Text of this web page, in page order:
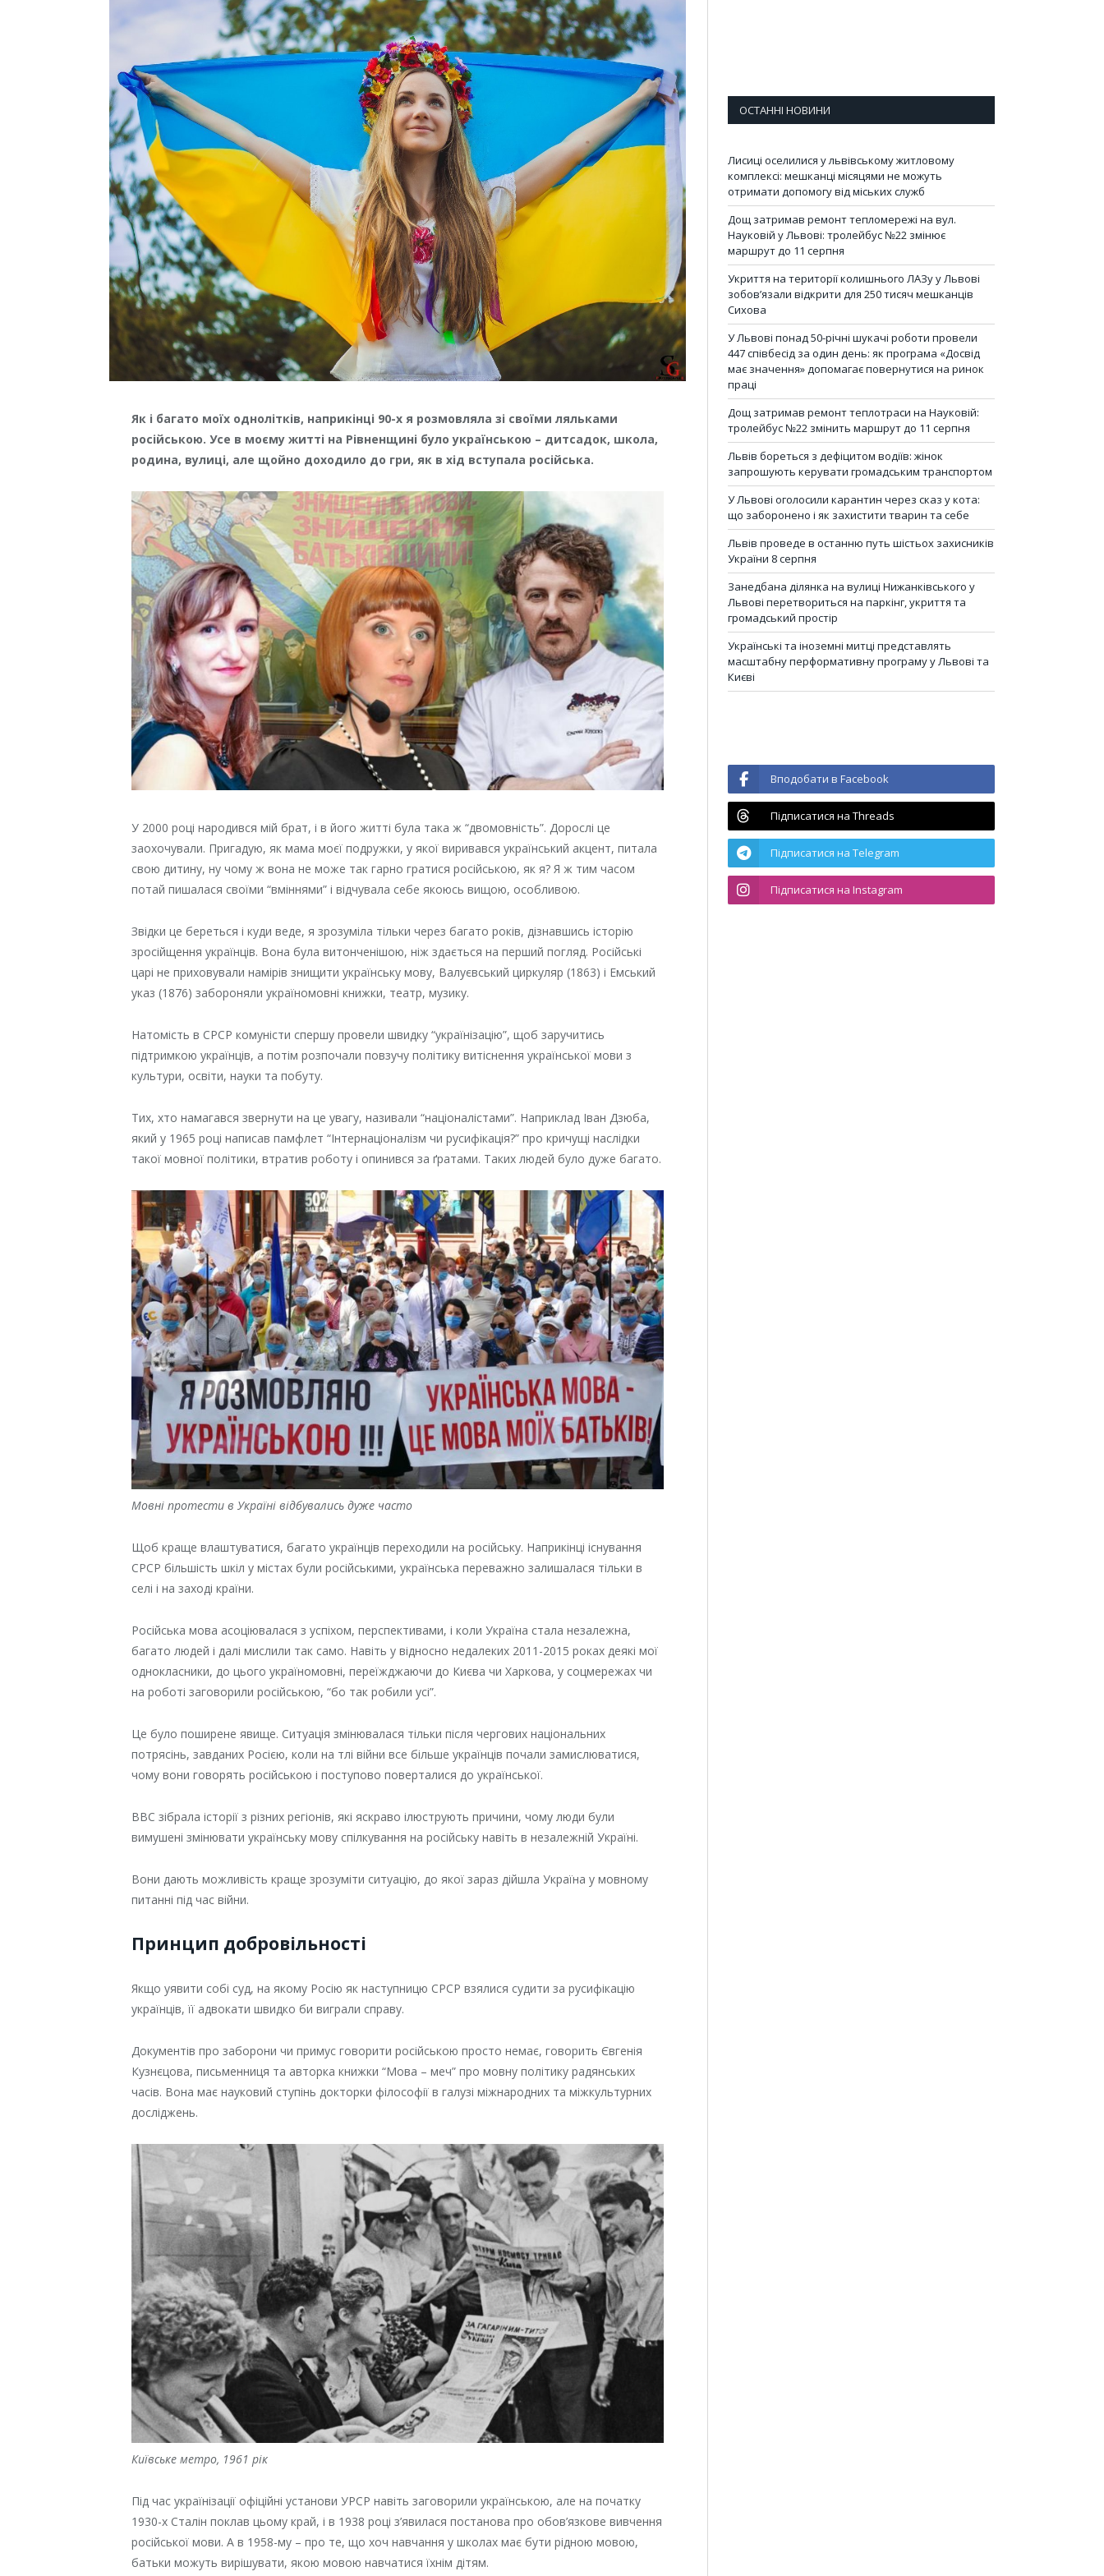
Як і багато моїх однолітків, наприкінці 90-х я розмовляла зі своїми ляльками
російською. Усе в моєму житті на Рівненщині було українською – дитсадок, школа,
родина, вулиці, але щойно доходило до гри, як в хід вступала російська.
У 2000 році народився мій брат, і в його житті була така ж “двомовність”. Дорослі це
заохочували. Пригадую, як мама моєї подружки, у якої виривався український акцент, питала
свою дитину, ну чому ж вона не може так гарно гратися російською, як я? Я ж тим часом
потай пишалася своїми “вміннями” і відчувала себе якоюсь вищою, особливою.
Звідки це береться і куди веде, я зрозуміла тільки через багато років, дізнавшись історію
зросійщення українців. Вона була витонченішою, ніж здається на перший погляд. Російські
царі не приховували намірів знищити українську мову, Валуєвський циркуляр (1863) і Емський
указ (1876) забороняли україномовні книжки, театр, музику.
Натомість в СРСР комуністи спершу провели швидку “українізацію”, щоб заручитись
підтримкою українців, а потім розпочали повзучу політику витіснення української мови з
культури, освіти, науки та побуту.
Тих, хто намагався звернути на це увагу, називали “націоналістами”. Наприклад Іван Дзюба,
який у 1965 році написав памфлет “Інтернаціоналізм чи русифікація?” про кричущі наслідки
такої мовної політики, втратив роботу і опинився за ґратами. Таких людей було дуже багато.
Мовні протести в Україні відбувались дуже часто
Щоб краще влаштуватися, багато українців переходили на російську. Наприкінці існування
СРСР більшість шкіл у містах були російськими, українська переважно залишалася тільки в
селі і на заході країни.
Російська мова асоціювалася з успіхом, перспективами, і коли Україна стала незалежна,
багато людей і далі мислили так само. Навіть у відносно недалеких 2011-2015 роках деякі мої
однокласники, до цього україномовні, переїжджаючи до Києва чи Харкова, у соцмережах чи
на роботі заговорили російською, “бо так робили усі”.
Це було поширене явище. Ситуація змінювалася тільки після чергових національних
потрясінь, завданих Росією, коли на тлі війни все більше українців почали замислюватися,
чому вони говорять російською і поступово поверталися до української.
ВВС зібрала історії з різних регіонів, які яскраво ілюструють причини, чому люди були
вимушені змінювати українську мову спілкування на російську навіть в незалежній Україні.
Вони дають можливість краще зрозуміти ситуацію, до якої зараз дійшла Україна у мовному
питанні під час війни.
Принцип добровільності
Якщо уявити собі суд, на якому Росію як наступницю СРСР взялися судити за русифікацію
українців, її адвокати швидко би виграли справу.
Документів про заборони чи примус говорити російською просто немає, говорить Євгенія
Кузнєцова, письменниця та авторка книжки “Мова – меч” про мовну політику радянських
часів. Вона має науковий ступінь докторки філософії в галузі міжнародних та міжкультурних
досліджень.
Київське метро, 1961 рік
Під час українізації офіційні установи УРСР навіть заговорили українською, але на початку
1930-х Сталін поклав цьому край, і в 1938 році з’явилася постанова про обов’язкове вивчення
російської мови. А в 1958-му – про те, що хоч навчання у школах має бути рідною мовою,
батьки можуть вирішувати, якою мовою навчатися їхнім дітям.
ОСТАННІ НОВИНИ
Лисиці оселилися у львівському житловому
комплексі: мешканці місяцями не можуть
отримати допомогу від міських служб
Дощ затримав ремонт тепломережі на вул.
Науковій у Львові: тролейбус №22 змінює
маршрут до 11 серпня
Укриття на території колишнього ЛАЗу у Львові
зобов’язали відкрити для 250 тисяч мешканців
Сихова
У Львові понад 50-річні шукачі роботи провели
447 співбесід за один день: як програма «Досвід
має значення» допомагає повернутися на ринок
праці
Дощ затримав ремонт теплотраси на Науковій:
тролейбус №22 змінить маршрут до 11 серпня
Львів бореться з дефіцитом водіїв: жінок
запрошують керувати громадським транспортом
У Львові оголосили карантин через сказ у кота:
що заборонено і як захистити тварин та себе
Львів проведе в останню путь шістьох захисників
України 8 серпня
Занедбана ділянка на вулиці Нижанківського у
Львові перетвориться на паркінг, укриття та
громадський простір
Українські та іноземні митці представлять
масштабну перформативну програму у Львові та
Києві
Вподобати в Facebook
Підписатися на Threads
Підписатися на Telegram
Підписатися на Instagram